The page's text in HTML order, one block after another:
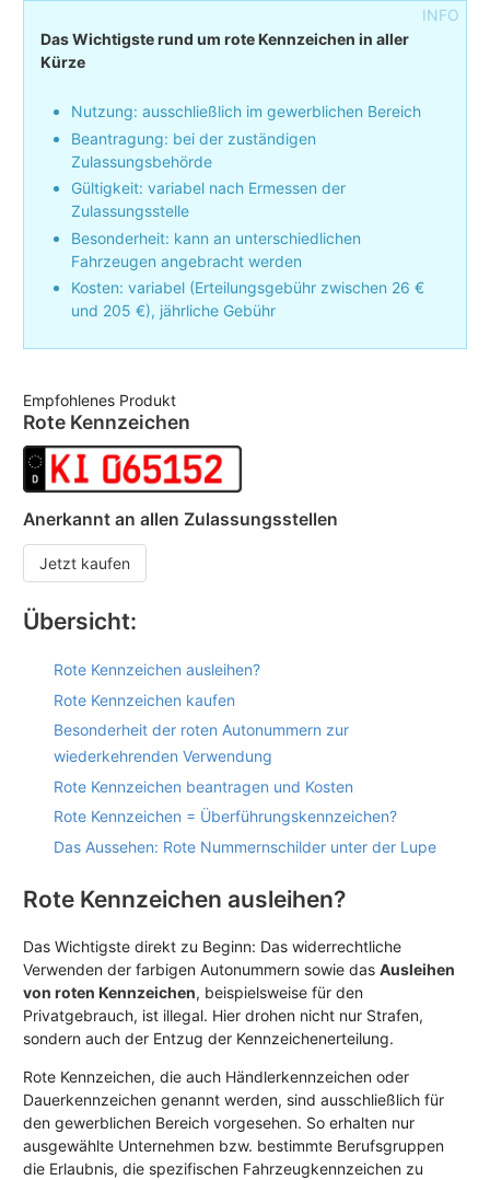
Das Wichtigste rund um rote Kennzeichen in aller
Kürze
Nutzung: ausschließlich im gewerblichen Bereich
Beantragung: bei der zuständigen
Zulassungsbehörde
Gültigkeit: variabel nach Ermessen der
Zulassungsstelle
Besonderheit: kann an unterschiedlichen
Fahrzeugen angebracht werden
Kosten: variabel (Erteilungsgebühr zwischen 26 €
und 205 €), jährliche Gebühr
Empfohlenes Produkt
Rote Kennzeichen
Anerkannt an allen Zulassungsstellen
Jetzt kaufen
Übersicht:
Rote Kennzeichen ausleihen?
Rote Kennzeichen kaufen
Besonderheit der roten Autonummern zur
wiederkehrenden Verwendung
Rote Kennzeichen beantragen und Kosten
Rote Kennzeichen = Überführungskennzeichen?
Das Aussehen: Rote Nummernschilder unter der Lupe
Rote Kennzeichen ausleihen?
Das Wichtigste direkt zu Beginn: Das widerrechtliche
Verwenden der farbigen Autonummern sowie das Ausleihen
von roten Kennzeichen, beispielsweise für den
Privatgebrauch, ist illegal. Hier drohen nicht nur Strafen,
sondern auch der Entzug der Kennzeichenerteilung.
Rote Kennzeichen, die auch Händlerkennzeichen oder
Dauerkennzeichen genannt werden, sind ausschließlich für
den gewerblichen Bereich vorgesehen. So erhalten nur
ausgewählte Unternehmen bzw. bestimmte Berufsgruppen
die Erlaubnis, die spezifischen Fahrzeugkennzeichen zu